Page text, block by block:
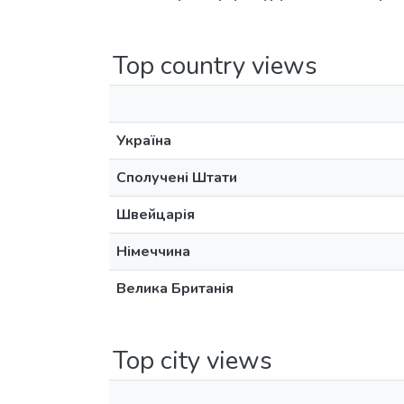
Top country views
Україна
Сполучені Штати
Швейцарія
Німеччина
Велика Британія
Top city views